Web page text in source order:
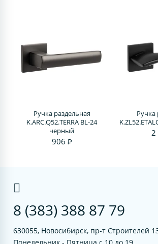
Ручка раздельная
K.ARC.Q52.TERRA BL-24
черный
906 ₽
Ручка
2
8 (383) 388 87 79
630055, Новосибирск, пр-т Строителей